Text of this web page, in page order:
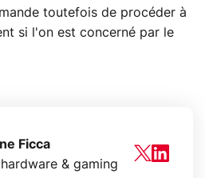
toutefois de procéder à
si l'on est concerné par le
Ficca
& gaming